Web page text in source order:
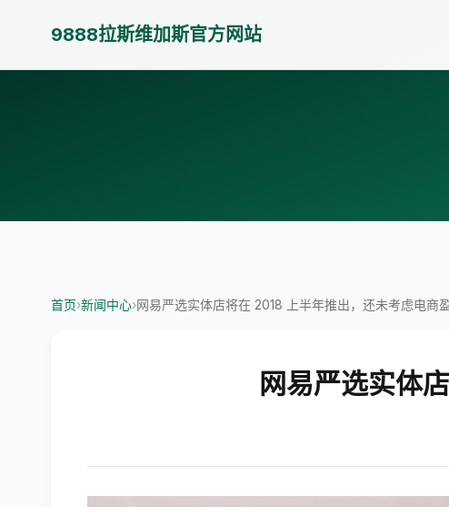
9888拉斯维加斯官方网站
首页›新闻中心›网易严选实体店将在 2018 上半年推出，还未考虑电商
网易严选实体